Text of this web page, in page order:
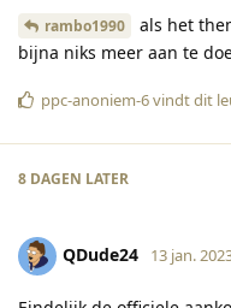
rambo1990
als het
bijna niks meer aan te
ppc-anoniem-6vindt dit
8 DAGEN LATER
QDude24 13 jan.